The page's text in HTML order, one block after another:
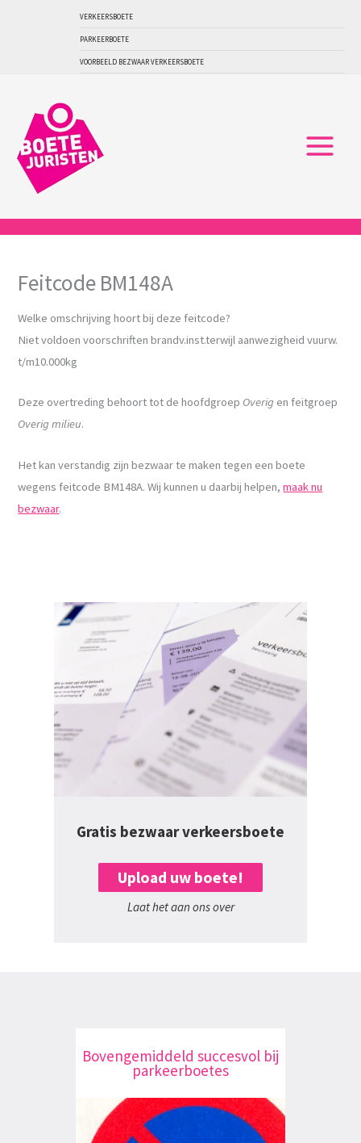
VERKEERSBOETE
PARKEERBOETE
VOORBEELD BEZWAAR VERKEERSBOETE
Feitcode BM148A
Welke omschrijving hoort bij deze feitcode?
Niet voldoen voorschriften brandv.inst.terwijl aanwezigheid vuurw.
t/m10.000kg
Deze overtreding behoort tot de hoofdgroep Overig en feitgroep
Overig milieu.
Het kan verstandig zijn bezwaar te maken tegen een boete
wegens feitcode BM148A. Wij kunnen u daarbij helpen,maak nu
bezwaar.
Gratis bezwaar verkeersboete
Upload uw boete!
Laat het aan ons over
Bovengemiddeld succesvol bij
parkeerboetes